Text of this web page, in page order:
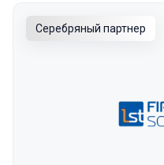
Серебряный партнер